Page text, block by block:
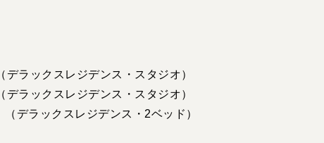
ラックスレジデンス・スタジオ）
ラックスレジデンス・スタジオ）
ラックスレジデンス・2ベッド）